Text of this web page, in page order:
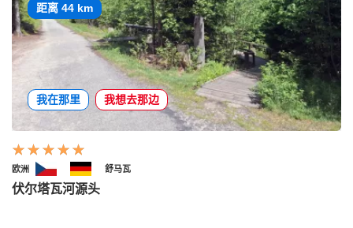
距离 44 km
我在那里 我想去那边
欧洲 舒马瓦
伏尔塔瓦河源头